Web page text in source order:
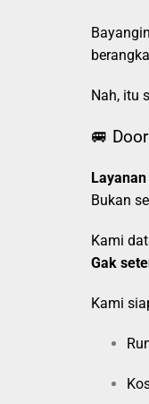
Nah, itu
🚐
Bukan
Kami
Gak
Kami